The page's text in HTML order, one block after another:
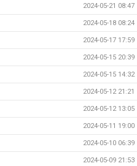
2024-05-21 08:47
2024-05-18 08:24
2024-05-17 17:59
2024-05-15 20:39
2024-05-15 14:32
2024-05-12 21:21
2024-05-12 13:05
2024-05-11 19:00
2024-05-10 06:39
2024-05-09 21:53